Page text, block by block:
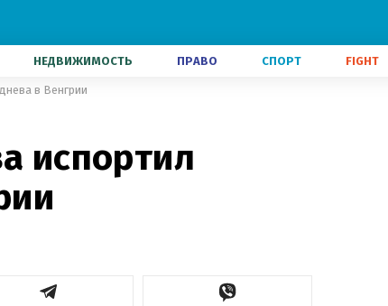
НЕДВИЖИМОСТЬ ПРАВО СПОРТ FIGHT
в Венгрии
испортил